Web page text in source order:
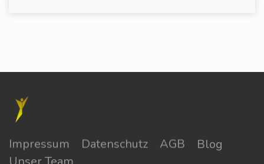
Impressum Datenschutz AGB
Blog